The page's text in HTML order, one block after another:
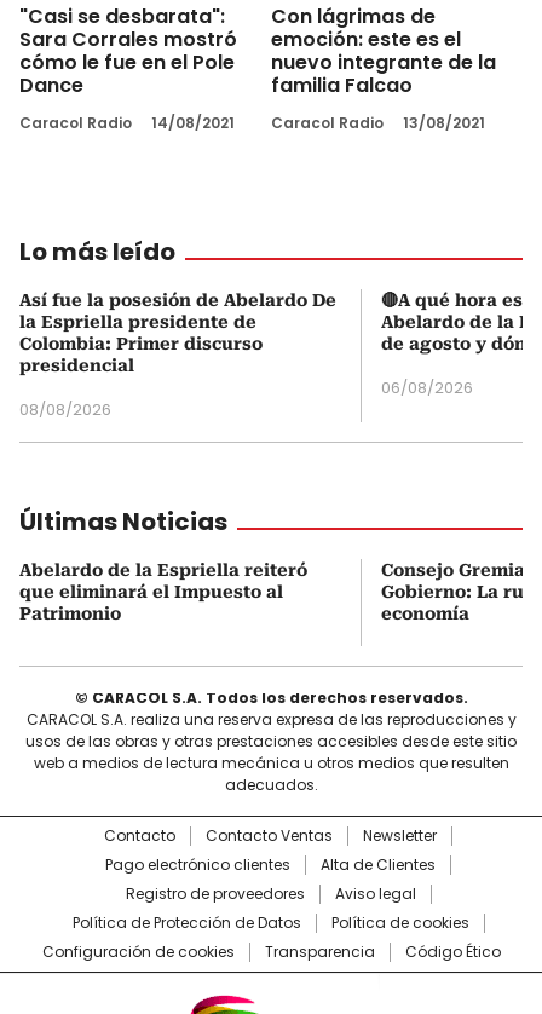
"Casi se desbarata":
Sara Corrales mostró
cómo le fue en el Pole
Dance
Caracol Radio 14/08/2021
Con lágrimas de
emoción: este es el
nuevo integrante de la
familia Falcao
Caracol Radio 13/08/2021
Lo más leído
Así fue la posesión de Abelardo De
la Espriella presidente de
Colombia: Primer discurso
presidencial
08/08/2026
🔴A qué hora es
Abelardo de la
de agosto y
06/08/2026
Últimas Noticias
Abelardo de la Espriella reiteró
que eliminará el Impuesto al
Patrimonio
Consejo Gremial
Gobierno: La
economía
© CARACOL S.A. Todos los derechos reservados.
CARACOL S.A. realiza una reserva expresa de las reproducciones y
usos de las obras y otras prestaciones accesibles desde este sitio
web a medios de lectura mecánica u otros medios que resulten
adecuados.
Contacto Contacto Ventas
Newsletter
Pago electrónico clientes
Alta de Clientes
Registro de proveedores
Aviso legal
Política de Protección de Datos
Política de cookies
Configuración de cookies
Transparencia Código Ético